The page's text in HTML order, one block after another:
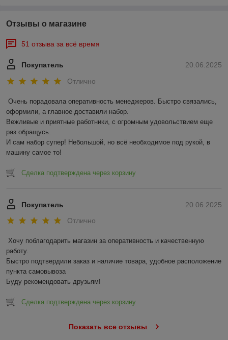
Отзывы о магазине
51 отзыва за всё время
20.06.2025
Покупатель
Отлично
Очень порадовала оперативность менеджеров. Быстро связались,
оформили, а главное доставили набор.
Вежливые и приятные работники, с огромным удовольствием еще
раз обращусь.
И сам набор супер! Небольшой, но всё необходимое под рукой, в
машину самое то!
Сделка подтверждена через корзину
20.06.2025
Покупатель
Отлично
Хочу поблагодарить магазин за оперативность и качественную
работу.
Быстро подтвердили заказ и наличие товара, удобное расположение
пункта самовывоза
Буду рекомендовать друзьям!
Сделка подтверждена через корзину
Показать все отзывы